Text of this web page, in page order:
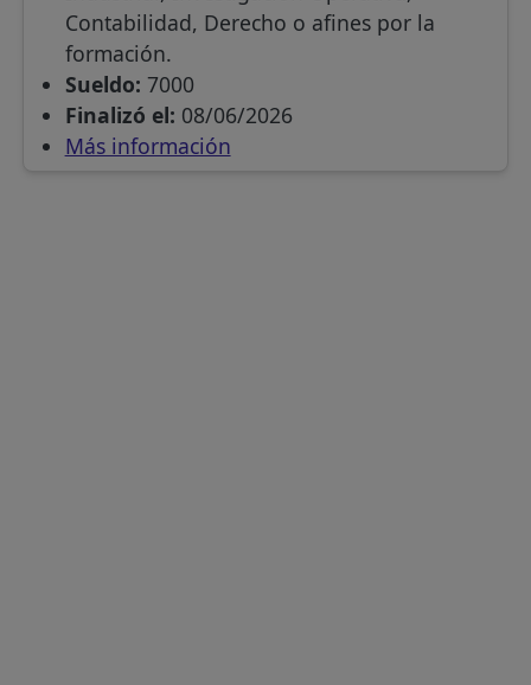
Contabilidad, Derecho o afines por la
formación.
Sueldo: 7000
Finalizó el: 08/06/2026
Más información